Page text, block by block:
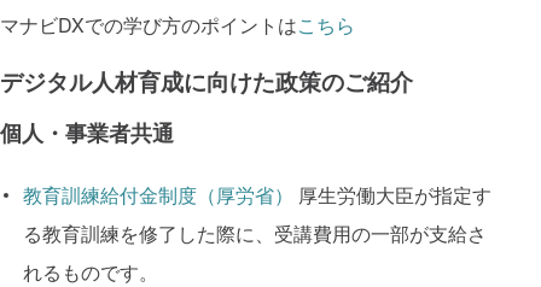
マナビDXでの学び方のポイントはこちら
デジタル人材育成に向けた政策のご紹介
個人・事業者共通
教育訓練給付金制度（厚労省）
厚生労働大臣が指定す
る教育訓練を修了した際に、受講費用の一部が支給さ
れるものです。